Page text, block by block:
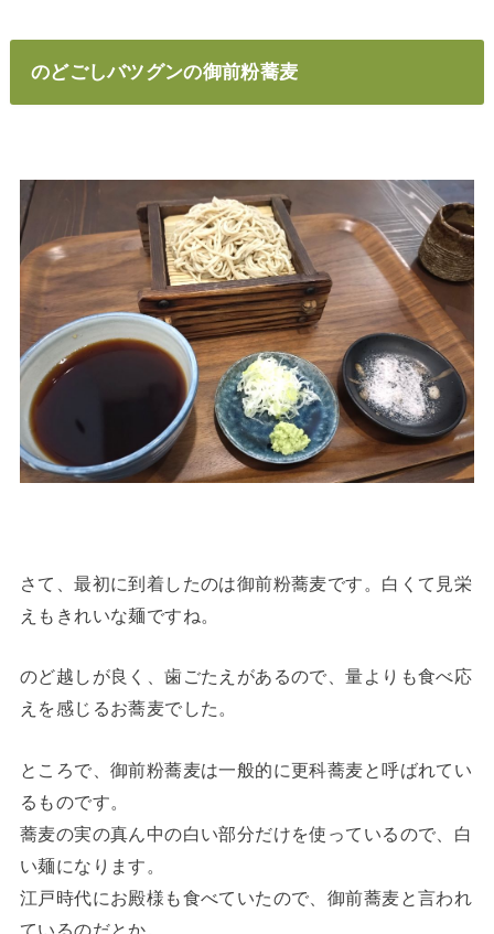
のどごしバツグンの御前粉蕎麦
さて、最初に到着したのは御前粉蕎麦です。白くて見栄
えもきれいな麺ですね。
のど越しが良く、歯ごたえがあるので、量よりも食べ応
えを感じるお蕎麦でした。
ところで、御前粉蕎麦は一般的に更科蕎麦と呼ばれてい
るものです。
蕎麦の実の真ん中の白い部分だけを使っているので、白
い麺になります。
江戸時代にお殿様も食べていたので、御前蕎麦と言われ
ているのだとか。